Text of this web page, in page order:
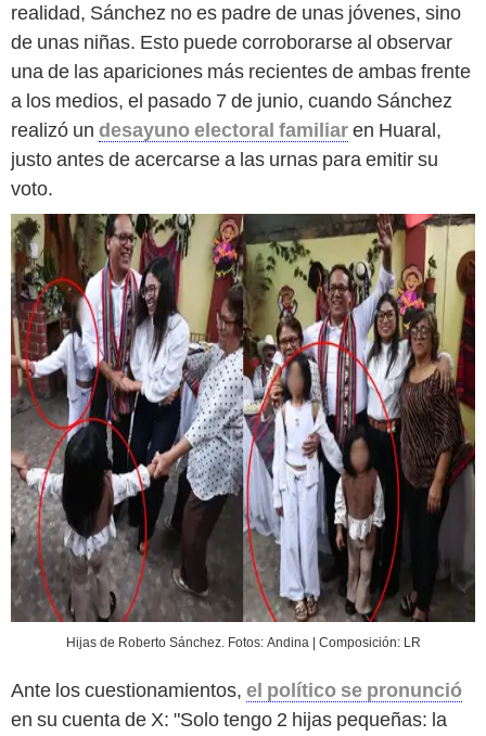
realidad, Sánchez no es padre de unas jóvenes, sino
de unas niñas. Esto puede corroborarse al observar
una de las apariciones más recientes de ambas frente
a los medios, el pasado 7 de junio, cuando Sánchez
realizó un desayuno electoral familiaren Huaral,
justo antes de acercarse a las urnas para emitir su
voto.
Hijas de Roberto Sánchez. Fotos: Andina | Composición: LR
Ante los cuestionamientos, el político se pronunció
en su cuenta de X: "Solo tengo 2 hijas pequeñas: la